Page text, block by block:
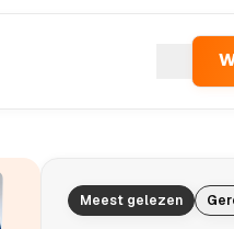
Meest gelezen